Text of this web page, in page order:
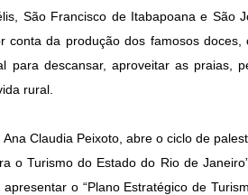
São Francisco de Itabapoana e São
conta da produção dos famosos
para descansar, aproveitar as praias,
rural.
Claudia Peixoto, abre o ciclo de
o Turismo do Estado do Rio de
o “Plano Estratégico de